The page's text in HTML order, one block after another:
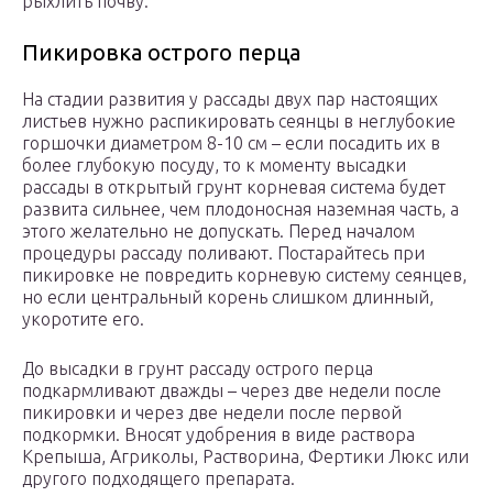
Пикировка острого перца
На стадии развития у рассады двух пар настоящих
листьев нужно распикировать сеянцы в неглубокие
горшочки диаметром 8-10 см – если посадить их в
более глубокую посуду, то к моменту высадки
рассады в открытый грунт корневая система будет
развита сильнее, чем плодоносная наземная часть, а
этого желательно не допускать. Перед началом
процедуры рассаду поливают. Постарайтесь при
пикировке не повредить корневую систему сеянцев,
но если центральный корень слишком длинный,
укоротите его.
До высадки в грунт рассаду острого перца
подкармливают дважды – через две недели после
пикировки и через две недели после первой
подкормки. Вносят удобрения в виде раствора
Крепыша, Агриколы, Растворина, Фертики Люкс или
другого подходящего препарата.